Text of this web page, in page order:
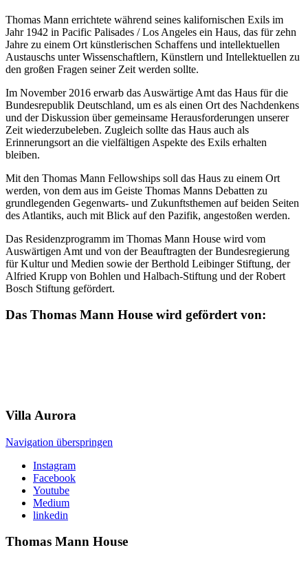
Thomas Mann errichtete während seines kalifornischen Exils im
Jahr 1942 in Pacific Palisades / Los Angeles ein Haus, das für zehn
Jahre zu einem Ort künstlerischen Schaffens und intellektuellen
Austauschs unter Wissenschaftlern, Künstlern und Intellektuellen zu
den großen Fragen seiner Zeit werden sollte.
Im November 2016 erwarb das Auswärtige Amt das Haus für die
Bundesrepublik Deutschland, um es als einen Ort des Nachdenkens
und der Diskussion über gemeinsame Herausforderungen unserer
Zeit wiederzubeleben. Zugleich sollte das Haus auch als
Erinnerungsort an die vielfältigen Aspekte des Exils erhalten
bleiben.
Mit den Thomas Mann Fellowships soll das Haus zu einem Ort
werden, von dem aus im Geiste Thomas Manns Debatten zu
grundlegenden Gegenwarts- und Zukunftsthemen auf beiden Seiten
des Atlantiks, auch mit Blick auf den Pazifik, angestoßen werden.
Das Residenzprogramm im Thomas Mann House wird vom
Auswärtigen Amt und von der Beauftragten der Bundesregierung
für Kultur und Medien sowie der Berthold Leibinger Stiftung, der
Alfried Krupp von Bohlen und Halbach-Stiftung und der Robert
Bosch Stiftung gefördert.
Das Thomas Mann House wird gefördert von:
Villa Aurora
Navigation überspringen
Instagram
Facebook
Youtube
Medium
linkedin
Thomas Mann House